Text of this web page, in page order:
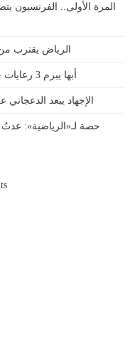
المرة الأولى.. الفرنسيون
الرياض يقترب
أبها يبرم 3 رعايات جديدة
الإجهاد يبعد الدعجاني
حصة لـ«الرياضية»: عدتُ